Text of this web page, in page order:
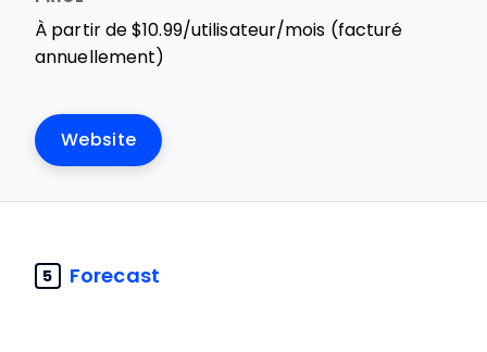
À partir de $10.99/utilisateur/mois (facturé
annuellement)
Website
5 Forecast